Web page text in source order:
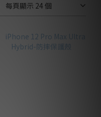
每頁顯示 24 個